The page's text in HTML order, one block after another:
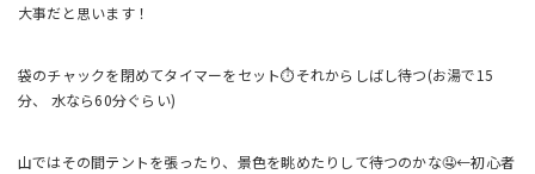
大事だと思います！
袋のチャックを閉めてタイマーをセット⏱それからしばし待つ(お湯で15
分、 水なら60分ぐらい)
山ではその間テントを張ったり、景色を眺めたりして待つのかな🤤←初心者